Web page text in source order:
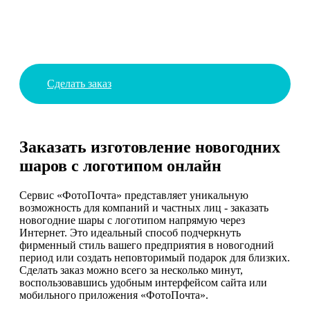
Сделать заказ
Заказать изготовление новогодних
шаров с логотипом онлайн
Сервис «ФотоПочта» представляет уникальную
возможность для компаний и частных лиц - заказать
новогодние шары с логотипом напрямую через
Интернет. Это идеальный способ подчеркнуть
фирменный стиль вашего предприятия в новогодний
период или создать неповторимый подарок для близких.
Сделать заказ можно всего за несколько минут,
воспользовавшись удобным интерфейсом сайта или
мобильного приложения «ФотоПочта».